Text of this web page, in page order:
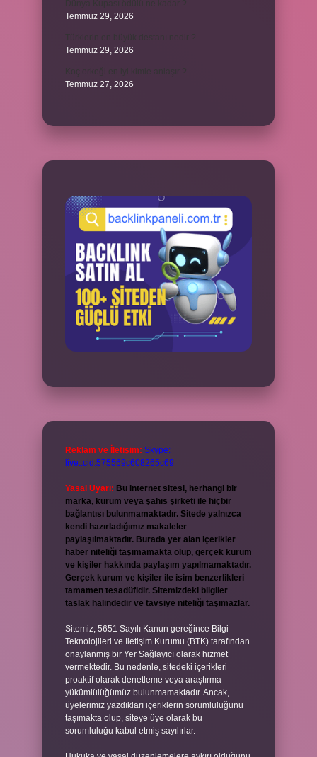
Temmuz 29, 2026
Temmuz 29, 2026
Temmuz 27, 2026
Reklam ve İletişim: Skype:
live:.cid.575569c608265c69
Yasal Uyarı: Bu internet sitesi, herhangi bir
marka, kurum veya şahıs şirketi ile hiçbir
bağlantısı bulunmamaktadır. Sitede yalnızca
kendi hazırladığımız makaleler
paylaşılmaktadır. Burada yer alan içerikler
haber niteliği taşımamakta olup, gerçek kurum
ve kişiler hakkında paylaşım yapılmamaktadır.
Gerçek kurum ve kişiler ile isim benzerlikleri
tamamen tesadüfidir. Sitemizdeki bilgiler
taslak halindedir ve tavsiye niteliği taşımazlar.
Sitemiz, 5651 Sayılı Kanun gereğince Bilgi
Teknolojileri ve İletişim Kurumu (BTK) tarafından
onaylanmış bir Yer Sağlayıcı olarak hizmet
vermektedir. Bu nedenle, sitedeki içerikleri
proaktif olarak denetleme veya araştırma
yükümlülüğümüz bulunmamaktadır. Ancak,
üyelerimiz yazdıkları içeriklerin sorumluluğunu
taşımakta olup, siteye üye olarak bu
sorumluluğu kabul etmiş sayılırlar.